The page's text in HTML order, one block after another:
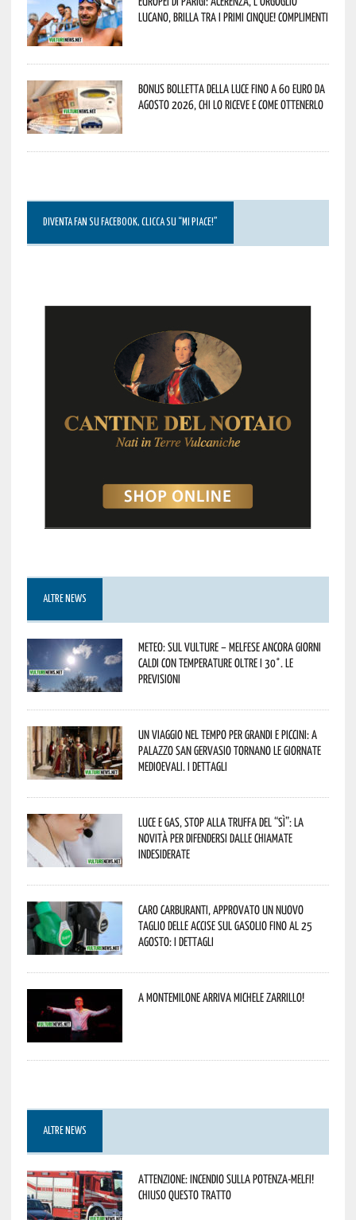
lucano, brilla tra i primi cinque! Complimenti
Bonus bolletta della luce fino a 60 euro da
agosto 2026, chi lo riceve e come ottenerlo
DIVENTA FAN SU FACEBOOK, CLICCA SU “MI PIACE!”
ALTRE NEWS
Meteo: sul Vulture – melfese ancora giorni
caldi con temperature oltre i 30°. Le
previsioni
Un viaggio nel tempo per grandi e piccini: a
Palazzo San Gervasio tornano le Giornate
Medioevali. I dettagli
Luce e gas, stop alla truffa del “Sì”: la
novità per difendersi dalle chiamate
indesiderate
Caro carburanti, approvato un nuovo
taglio delle accise sul gasolio fino al 25
agosto: i dettagli
A Montemilone arriva Michele Zarrillo!
ALTRE NEWS
Attenzione: incendio sulla Potenza-Melfi!
Chiuso questo tratto